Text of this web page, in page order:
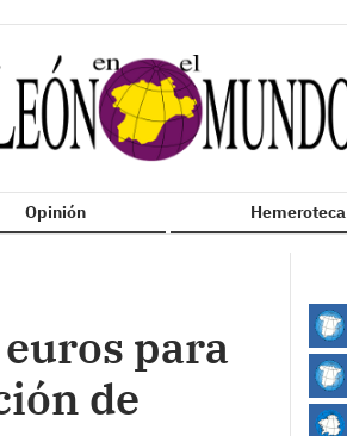
Opinión Hemeroteca
para
de